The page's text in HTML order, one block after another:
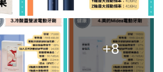
+8